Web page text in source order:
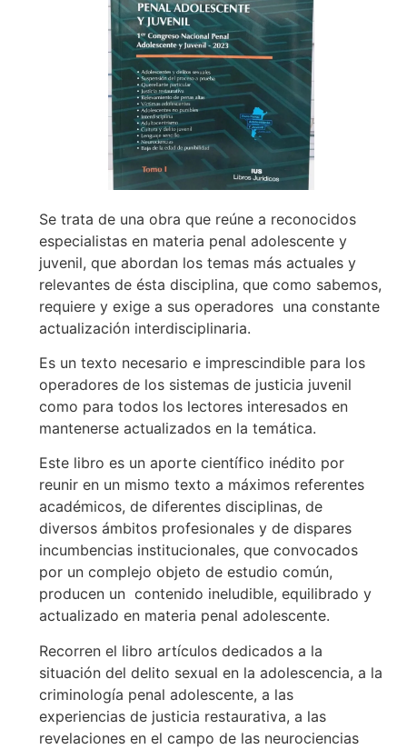
Se trata de una obra que reúne a reconocidos
especialistas en materia penal adolescente y
juvenil, que abordan los temas más actuales y
relevantes de ésta disciplina, que como sabemos,
requiere y exige a sus operadores una constante
actualización interdisciplinaria.
Es un texto necesario e imprescindible para los
operadores de los sistemas de justicia juvenil
como para todos los lectores interesados en
mantenerse actualizados en la temática.
Este libro es un aporte científico inédito por
reunir en un mismo texto a máximos referentes
académicos, de diferentes disciplinas, de
diversos ámbitos profesionales y de dispares
incumbencias institucionales, que convocados
por un complejo objeto de estudio común,
producen un contenido ineludible, equilibrado y
actualizado en materia penal adolescente.
Recorren el libro artículos dedicados a la
situación del delito sexual en la adolescencia, a la
criminología penal adolescente, a las
experiencias de justicia restaurativa, a las
revelaciones en el campo de las neurociencias